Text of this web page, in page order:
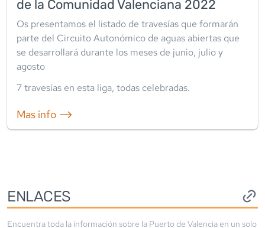
de la Comunidad Valenciana 2022
Os presentamos el listado de travesías que formarán
parte del Circuito Autonómico de aguas abiertas que
se desarrollará durante los meses de junio, julio y
agosto
7travesías en esta liga, todas celebradas.
Mas info ⟶
ENLACES
Encuentra toda la información sobre la Puerto de Valencia en un solo